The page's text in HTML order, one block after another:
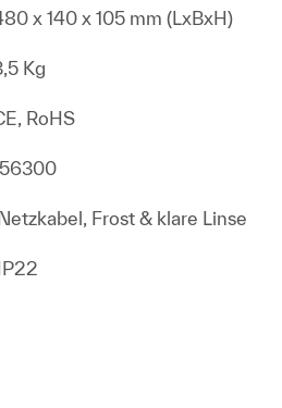
x 140 x 105 mm (LxBxH)
Kg
RoHS
Frost & klare Linse